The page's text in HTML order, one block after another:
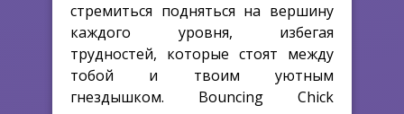
стремиться подняться на вершину
каждого уровня, избегая
трудностей, которые стоят между
тобой и твоим уютным
гнездышком. Bouncing Chick